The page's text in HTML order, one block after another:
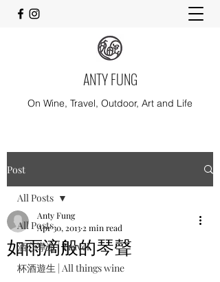
ANTY FUNG
On Wine, Travel, Outdoor, Art and Life
Post
All Posts
酒心導遊 | Travel
杯酒遊生 | All things wine
All Posts
如雨滴般的琴聲
Anty Fung
Apr 30, 2013 2 min read